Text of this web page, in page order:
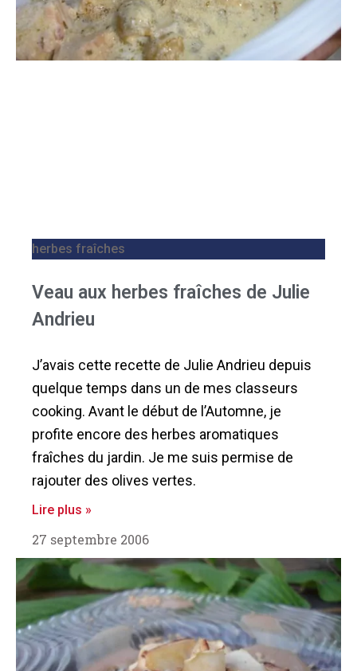
herbes fraîches
Veau aux herbes fraîches de Julie
Andrieu
J’avais cette recette de Julie Andrieu depuis
quelque temps dans un de mes classeurs
cooking. Avant le début de l’Automne, je
profite encore des herbes aromatiques
fraîches du jardin. Je me suis permise de
rajouter des olives vertes.
Lire plus »
27 septembre 2006